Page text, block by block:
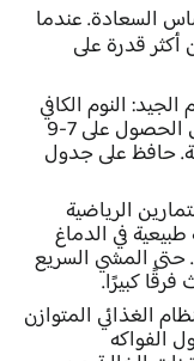
السعادة. عندما
قدرة على
النوم الكافي
ضروري لصحة الدماغ والمزاج. حاول الحصول على 7-9
حافظ على جدول
الرياضية
في الدماغ
المشي السريع
الغذائي المتوازن
الفواكه